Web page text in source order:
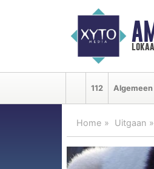
112 Algemeen
Home Uitgaan